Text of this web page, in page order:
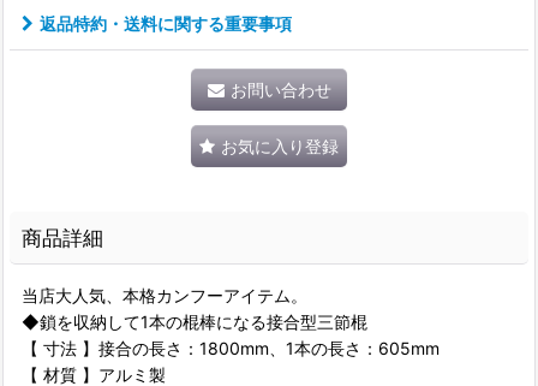
返品特約・送料に関する重要事項
お問い合わせ
お気に入り登録
商品詳細
当店大人気、本格カンフーアイテム。
◆鎖を収納して1本の棍棒になる接合型三節棍
【 寸法 】接合の長さ：1800mm、1本の長さ：605mm
【 材質 】アルミ製